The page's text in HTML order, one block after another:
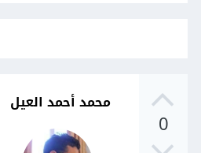
0
محمد أحمد العيل